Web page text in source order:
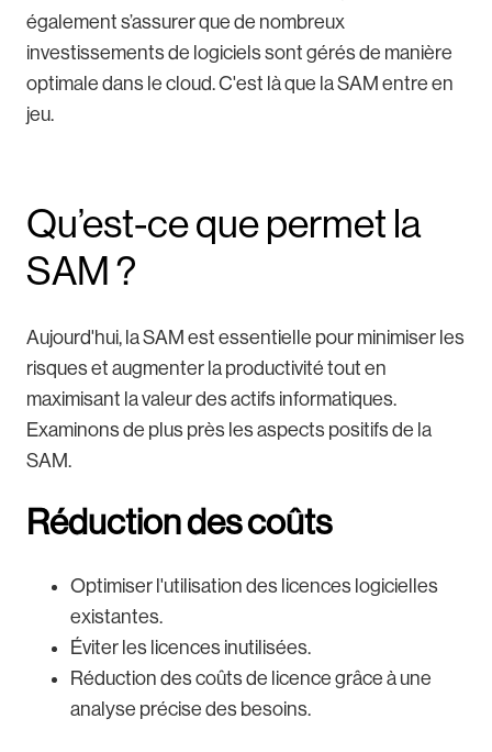
également s’assurer que de nombreux
investissements de logiciels sont gérés de manière
optimale dans le cloud. C'est là que la SAM entre en
jeu.
Qu’est-ce que permet la
SAM ?
Aujourd'hui, la SAM est essentielle pour minimiser les
risques et augmenter la productivité tout en
maximisant la valeur des actifs informatiques.
Examinons de plus près les aspects positifs de la
SAM.
Réduction des coûts
Optimiser l'utilisation des licences logicielles
existantes.
Éviter les licences inutilisées.
Réduction des coûts de licence grâce à une
analyse précise des besoins.